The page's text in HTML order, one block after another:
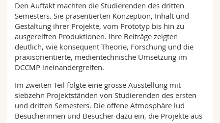
Den Auftakt machten die Studierenden des dritten
Semesters. Sie präsentierten Konzeption, Inhalt und
Gestaltung ihrer Projekte, vom Prototyp bis hin zu
ausgereiften Produktionen. Ihre Beiträge zeigten
deutlich, wie konsequent Theorie, Forschung und die
praxisorientierte, medientechnische Umsetzung im
DCCMP ineinandergreifen.
Im zweiten Teil folgte eine grosse Ausstellung mit
siebzehn Projektständen von Studierenden des ersten
und dritten Semesters. Die offene Atmosphäre lud
Besucherinnen und Besucher dazu ein, die Projekte aus